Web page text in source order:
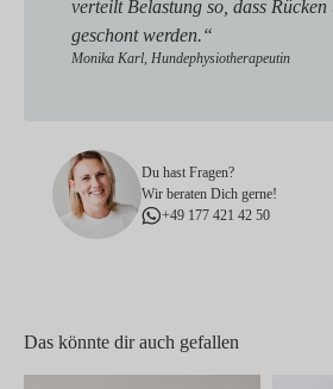
verteilt Belastung so, dass
geschont werden.“
Monika Karl, Hundephysiotherapeutin
Du hast Fragen?
Wir beraten Dich gerne!
+49 177 421 42 50
Das könnte dir auch gefallen